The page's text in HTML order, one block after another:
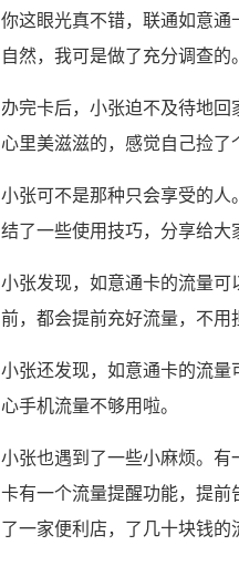
你这眼光真不错，联通如意通
自然，我可是做了充分调查的
办完卡后，小张迫不及待地回
心里美滋滋的，感觉自己捡了
小张可不是那种只会享受的人
结了一些使用技巧，分享给大
小张发现，如意通卡的流量可
前，都会提前充好流量，不用
小张还发现，如意通卡的流量
心手机流量不够用啦。
小张也遇到了一些小麻烦。有
卡有一个流量提醒功能，提前
了一家便利店，了几十块钱的